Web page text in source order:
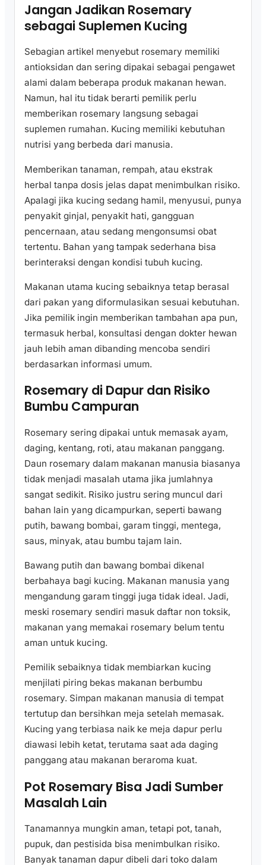
Jangan Jadikan Rosemary
sebagai Suplemen Kucing
Sebagian artikel menyebut rosemary memiliki
antioksidan dan sering dipakai sebagai pengawet
alami dalam beberapa produk makanan hewan.
Namun, hal itu tidak berarti pemilik perlu
memberikan rosemary langsung sebagai
suplemen rumahan. Kucing memiliki kebutuhan
nutrisi yang berbeda dari manusia.
Memberikan tanaman, rempah, atau ekstrak
herbal tanpa dosis jelas dapat menimbulkan risiko.
Apalagi jika kucing sedang hamil, menyusui, punya
penyakit ginjal, penyakit hati, gangguan
pencernaan, atau sedang mengonsumsi obat
tertentu. Bahan yang tampak sederhana bisa
berinteraksi dengan kondisi tubuh kucing.
Makanan utama kucing sebaiknya tetap berasal
dari pakan yang diformulasikan sesuai kebutuhan.
Jika pemilik ingin memberikan tambahan apa pun,
termasuk herbal, konsultasi dengan dokter hewan
jauh lebih aman dibanding mencoba sendiri
berdasarkan informasi umum.
Rosemary di Dapur dan Risiko
Bumbu Campuran
Rosemary sering dipakai untuk memasak ayam,
daging, kentang, roti, atau makanan panggang.
Daun rosemary dalam makanan manusia biasanya
tidak menjadi masalah utama jika jumlahnya
sangat sedikit. Risiko justru sering muncul dari
bahan lain yang dicampurkan, seperti bawang
putih, bawang bombai, garam tinggi, mentega,
saus, minyak, atau bumbu tajam lain.
Bawang putih dan bawang bombai dikenal
berbahaya bagi kucing. Makanan manusia yang
mengandung garam tinggi juga tidak ideal. Jadi,
meski rosemary sendiri masuk daftar non toksik,
makanan yang memakai rosemary belum tentu
aman untuk kucing.
Pemilik sebaiknya tidak membiarkan kucing
menjilati piring bekas makanan berbumbu
rosemary. Simpan makanan manusia di tempat
tertutup dan bersihkan meja setelah memasak.
Kucing yang terbiasa naik ke meja dapur perlu
diawasi lebih ketat, terutama saat ada daging
panggang atau makanan beraroma kuat.
Pot Rosemary Bisa Jadi Sumber
Masalah Lain
Tanamannya mungkin aman, tetapi pot, tanah,
pupuk, dan pestisida bisa menimbulkan risiko.
Banyak tanaman dapur dibeli dari toko dalam